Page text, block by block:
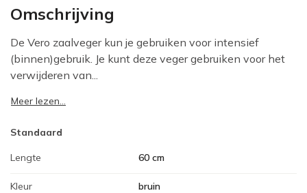
Omschrijving
De Vero zaalveger kun je gebruiken voor intensief
(binnen)gebruik. Je kunt deze veger gebruiken voor het
verwijderen van...
Meer lezen...
Standaard
Lengte 60 cm
Kleur bruin